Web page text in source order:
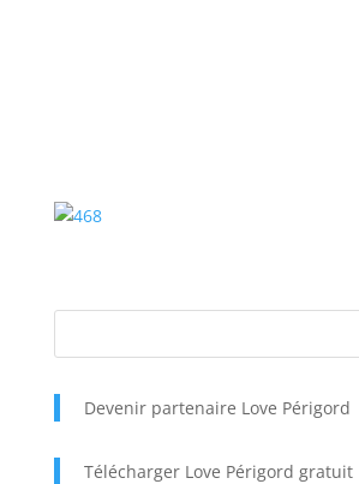
Devenir partenaire Love Périgord
Télécharger Love Périgord gratuit